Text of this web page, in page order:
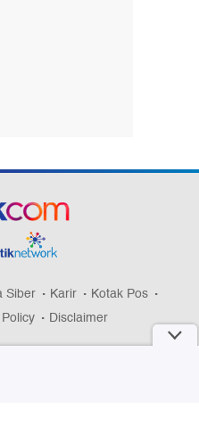
Siber Karir
Kotak Pos
Disclaimer